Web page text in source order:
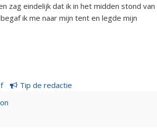
zag eindelijk dat ik in het midden stond van
ik me naar mijn tent en legde mijn
Tip de redactie